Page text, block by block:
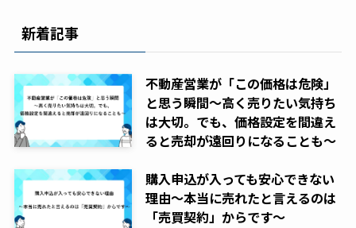
新着記事
不動産営業が「この価格は危険」
と思う瞬間～高く売りたい気持ち
は大切。でも、価格設定を間違え
ると売却が遠回りになることも～
購入申込が入っても安心できない
理由～本当に売れたと言えるのは
「売買契約」からです～